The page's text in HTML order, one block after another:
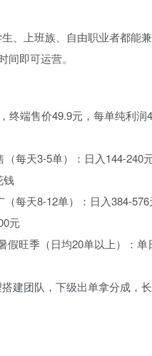
、上班族、自由职业者都能
间即可运营。
终端售价49.9元，每单纯利润
每天3-5单）：日入144-240
钱
每天8-12单）：日入384-576
元
假旺季（日均20单以上）：单
建团队，下级出单拿分成，